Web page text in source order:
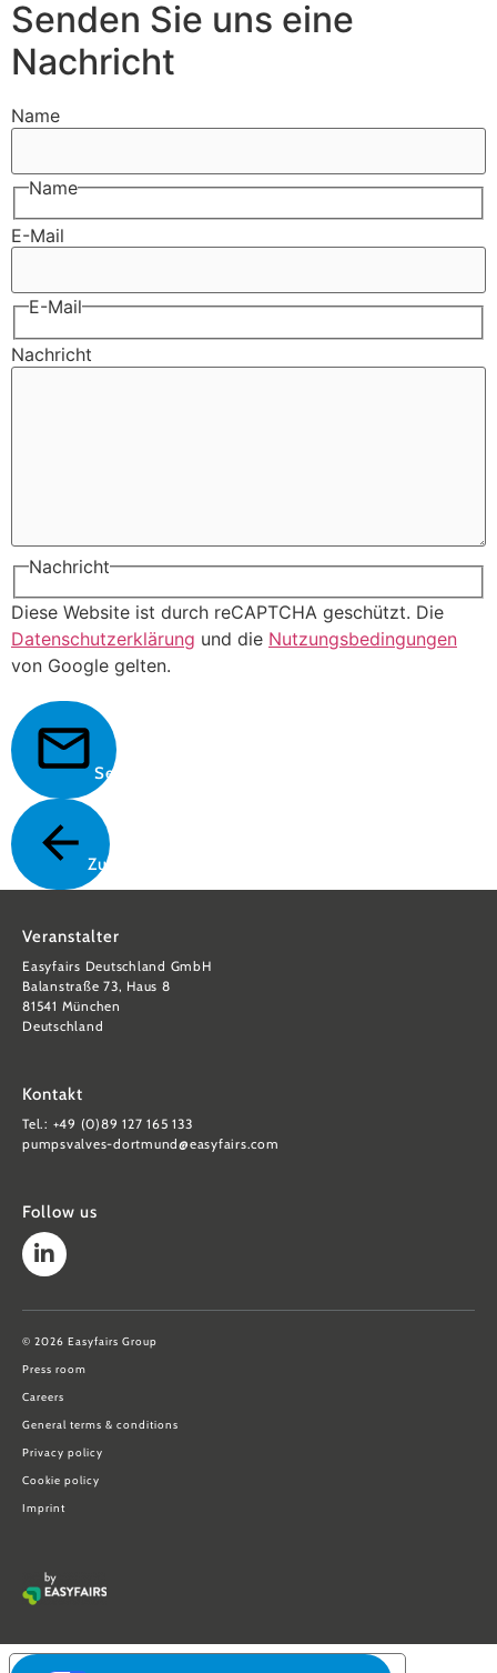
Senden Sie uns eine
Nachricht
Name
Name
E-Mail
E-Mail
Nachricht
Nachricht
Diese Website ist durch reCAPTCHA geschützt. Die
Datenschutzerklärung und die Nutzungsbedingungen
von Google gelten.
Senden
Zurück
Veranstalter
Easyfairs Deutschland GmbH
Balanstraße 73, Haus 8
81541 München
Deutschland
Kontakt
Tel.: +49 (0)89 127 165 133
pumpsvalves-dortmund@easyfairs.com
Follow us
© 2026 Easyfairs Group
Press room
Careers
General terms & conditions
Privacy policy
Cookie policy
Imprint